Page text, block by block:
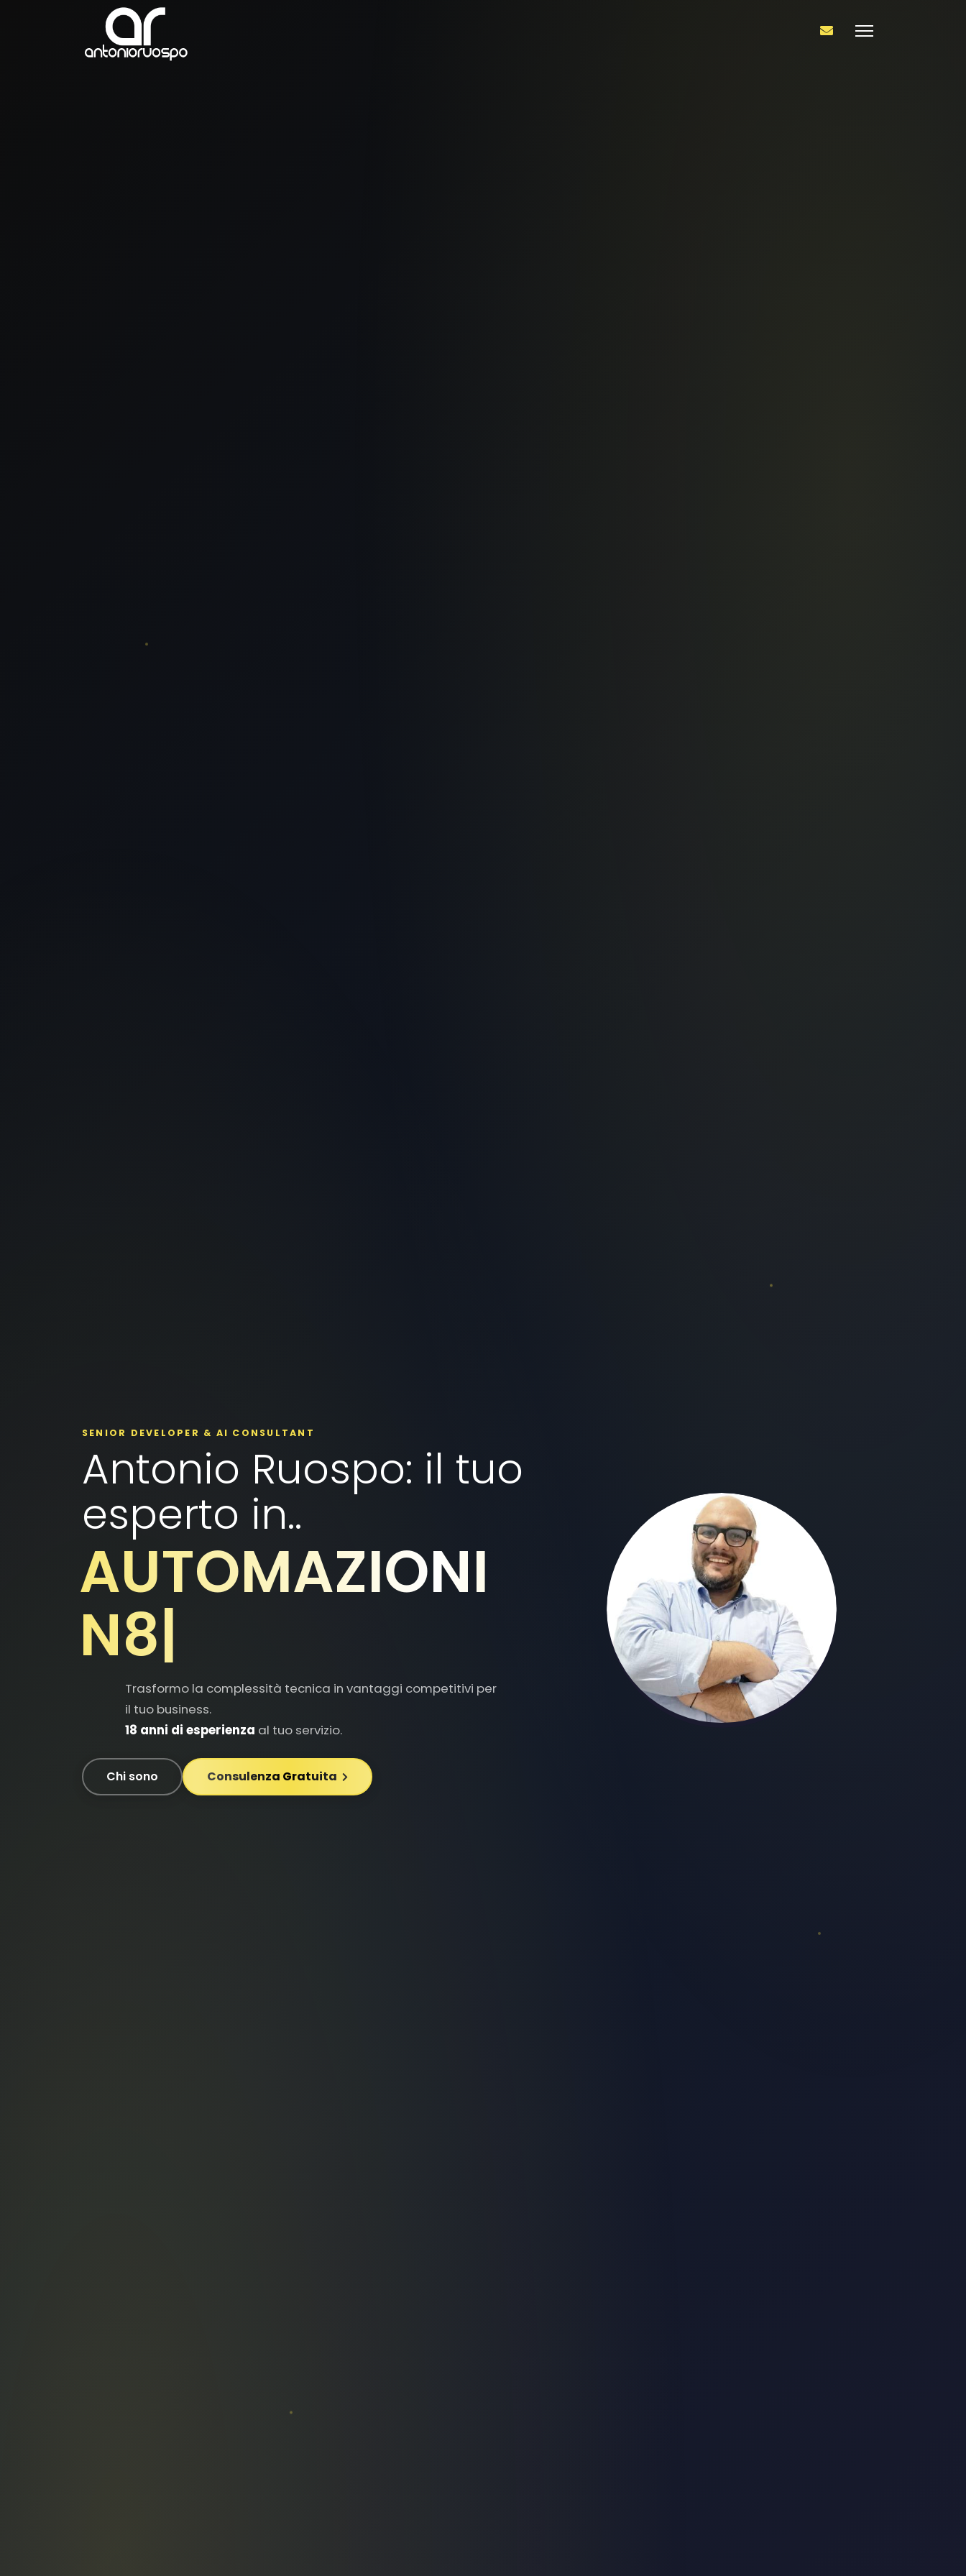
SENIOR DEVELOPER & AI CONSULTANT
Antonio Ruospo: il tuo
esperto in..
LARAVEL|
Trasformo la complessità tecnica in vantaggi competitivi per
18 anni di esperienzaal tuo servizio.